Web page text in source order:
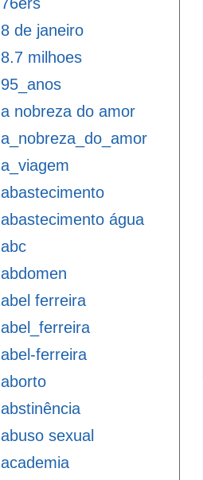
8 de janeiro
8.7 milhoes
95_anos
a nobreza do amor
a_nobreza_do_amor
a_viagem
abastecimento
abastecimento água
abc
abdomen
abel ferreira
abel_ferreira
abel-ferreira
aborto
abstinência
abuso sexual
academia